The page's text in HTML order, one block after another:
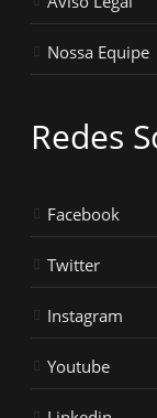
Nossa Equipe
Redes
Facebook
Twitter
Instagram
Youtube